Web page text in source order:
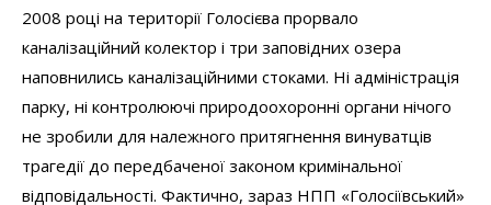
2008 році на території Голосієва прорвало
каналізаційний колектор і три заповідних озера
наповнились каналізаційними стоками. Ні адміністрація
парку, ні контролюючі природоохоронні органи нічого
не зробили для належного притягнення винуватців
трагедії до передбаченої законом кримінальної
відповідальності. Фактично, зараз НПП «Голосіївський»